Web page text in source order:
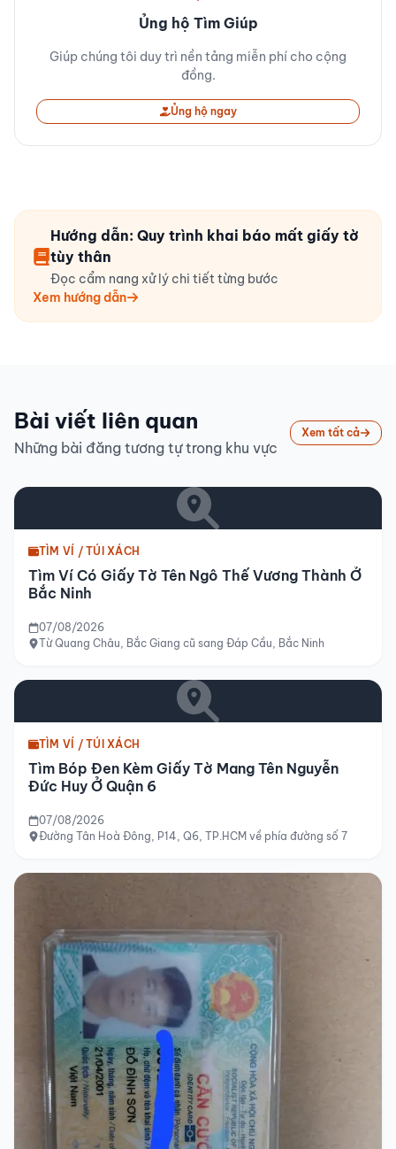
Ủng hộ Tìm Giúp
Giúp chúng tôi duy trì nền tảng miễn phí cho cộng
đồng.
Ủng hộ ngay
Hướng dẫn: Quy trình khai báo mất giấy tờ
tùy thân
Đọc cẩm nang xử lý chi tiết từng bước
Xem hướng dẫn
Bài viết liên quan
Những bài đăng tương tự trong khu vực
Xem tất cả
TÌM VÍ / TÚI XÁCH
Tìm Ví Có Giấy Tờ Tên Ngô Thế Vương Thành Ở
Bắc Ninh
07/08/2026
Từ Quang Châu, Bắc Giang cũ sang Đáp Cầu, Bắc Ninh
TÌM VÍ / TÚI XÁCH
Tìm Bóp Đen Kèm Giấy Tờ Mang Tên Nguyễn
Đức Huy Ở Quận 6
07/08/2026
Đường Tân Hoà Đông, P14, Q6, TP.HCM về phía đường số 7